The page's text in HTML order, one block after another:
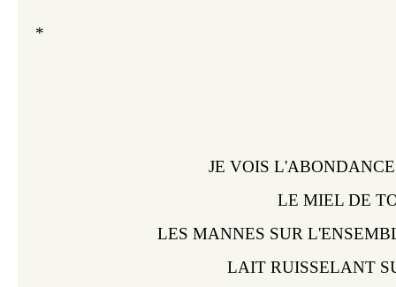
*
JE VOIS
LE MIEL DE
LES MANNES SUR
LAIT RUISSELANT